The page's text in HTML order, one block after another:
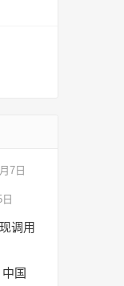
7日
调用
国